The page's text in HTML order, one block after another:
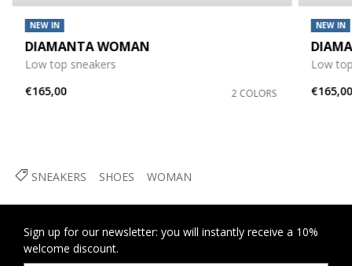
SNEAKERS SHOES WOMAN
NEW IN
DIAMANTA WOMAN
Low top sneakers
€165,00
2 COLORS
NEW IN
Low
€165,00
Sign up for our newsletter: you will instantly receive a 10%
welcome discount.